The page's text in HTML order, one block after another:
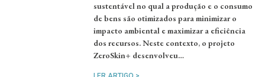
sustentável no qual a produção e o consumo
de bens são otimizados para minimizar o
impacto ambiental e maximizar a eficiência
dos recursos. Neste contexto, o projeto
ZeroSkin+ desenvolveu…